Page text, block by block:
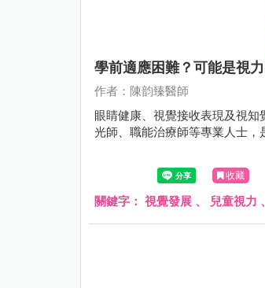
學前適應困難？可能是視
作者：陳韵臻醫師
眼睛健康、視覺接收表現及視
光師、職能治療師等專業人士，
收藏
關鍵字： 視覺發展 、 兒童視力